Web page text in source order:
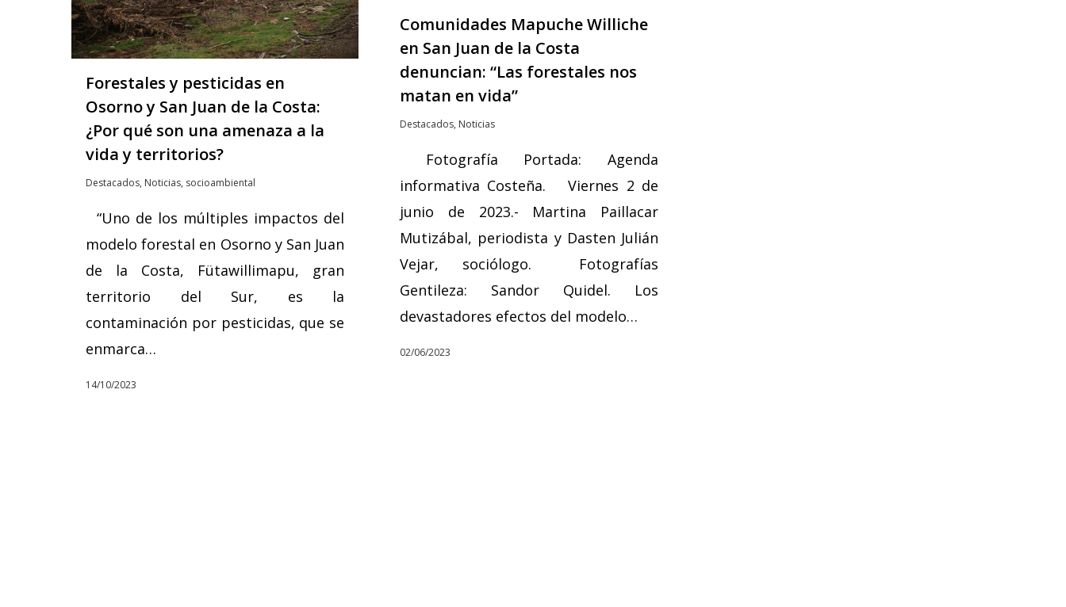
Forestales y pesticidas en
Osorno y San Juan de la Costa:
¿Por qué son una amenaza a la
vida y territorios?
Destacados, Noticias, socioambiental
“Uno de los múltiples impactos del
modelo forestal en Osorno y San Juan
de la Costa, Fütawillimapu, gran
territorio del Sur, es la
contaminación por pesticidas, que se
enmarca…
14/10/2023
Comunidades Mapuche Williche
en San Juan de la Costa
denuncian: “Las forestales nos
matan en vida”
Destacados, Noticias
Fotografía Portada: Agenda
informativa Costeña. Viernes 2 de
junio de 2023.- Martina Paillacar
Mutizábal, periodista y Dasten Julián
Vejar, sociólogo. Fotografías
Gentileza: Sandor Quidel. Los
devastadores efectos del modelo…
02/06/2023